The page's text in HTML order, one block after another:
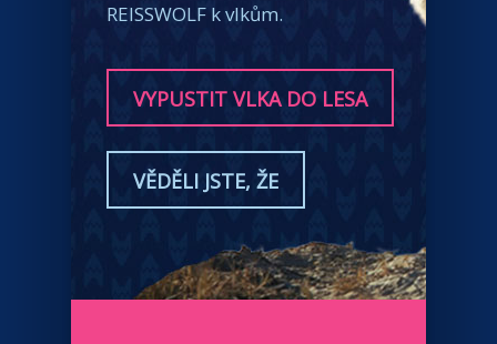
REISSWOLF k vlkům.
VYPUSTIT VLKA DO LESA
VĚDĚLI JSTE, ŽE